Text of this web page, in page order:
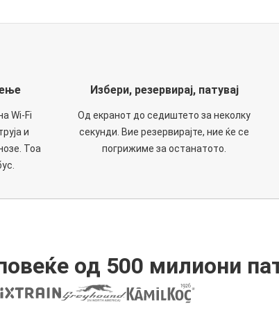
Wi-Fi
и
Тоа
Избери, резервирај, патувај
Од екранот до седиштето за неколку
секунди. Вие резервирајте, ние ќе се
погрижиме за останатото.
од 500 милиони